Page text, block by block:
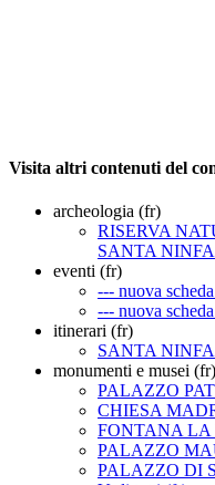
Visita altri contenuti del
archeologia (fr)
RISERVA
SANTA NINFA
eventi (fr)
--- nuova
--- nuova
itinerari (fr)
SANTA NINFA
monumenti e musei (fr)
PALAZZO
CHIESA
FONTANA
PALAZZO
PALAZZO DI